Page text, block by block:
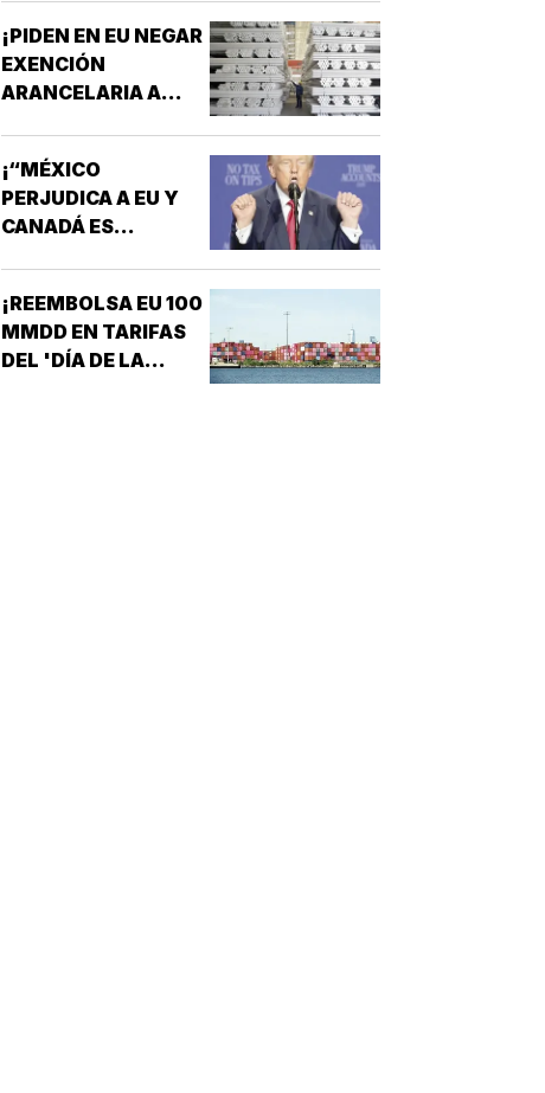
¡PIDEN EN EU NEGAR
EXENCIÓN
ARANCELARIA A
¡“MÉXICO
PERJUDICA A EU Y
CANADÁ ES
¡REEMBOLSA EU 100
MMDD EN TARIFAS
DEL 'DÍA DE LA